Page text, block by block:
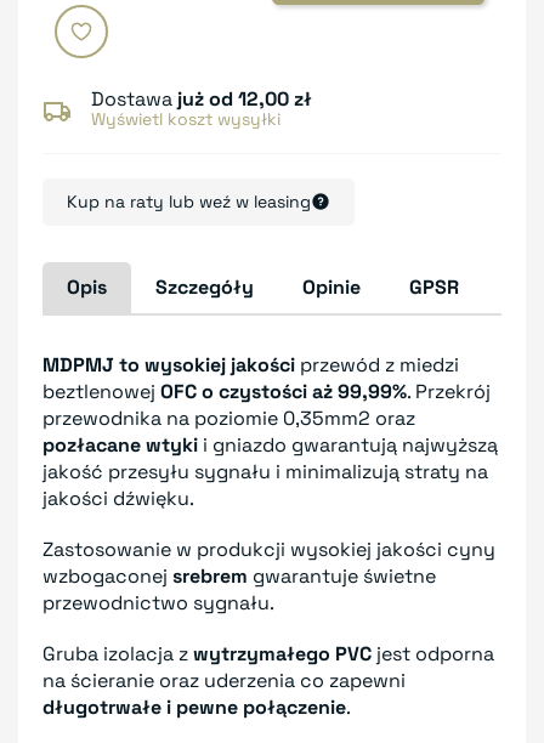
Dostawa już od 12,00 zł
Wyświetl koszt wysyłki
Kup na raty lub weź w leasing
Opis Szczegóły Opinie GPSR
MDPMJ to wysokiej jakości przewód z miedzi
beztlenowej OFC o czystości aż 99,99%. Przekrój
przewodnika na poziomie 0,35mm2 oraz
pozłacane wtyki i gniazdo gwarantują najwyższą
jakość przesyłu sygnału i minimalizują straty na
jakości dźwięku.
Zastosowanie w produkcji wysokiej jakości cyny
wzbogaconej srebrem gwarantuje świetne
przewodnictwo sygnału.
Gruba izolacja zwytrzymałego PVC jest odporna
na ścieranie oraz uderzenia co zapewni
długotrwałe i pewne połączenie.